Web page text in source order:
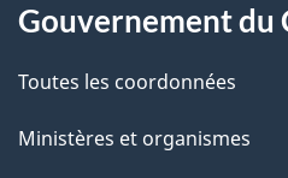
i
l
s
propos
de
ce
Gouvernement du
Toutes les coordonnées
Ministères et organismes